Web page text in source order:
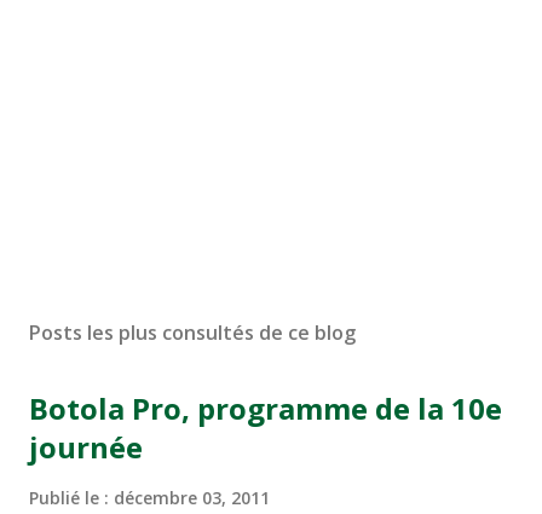
Posts les plus consultés de ce blog
Botola Pro, programme de la 10e
journée
Publié le : décembre 03, 2011